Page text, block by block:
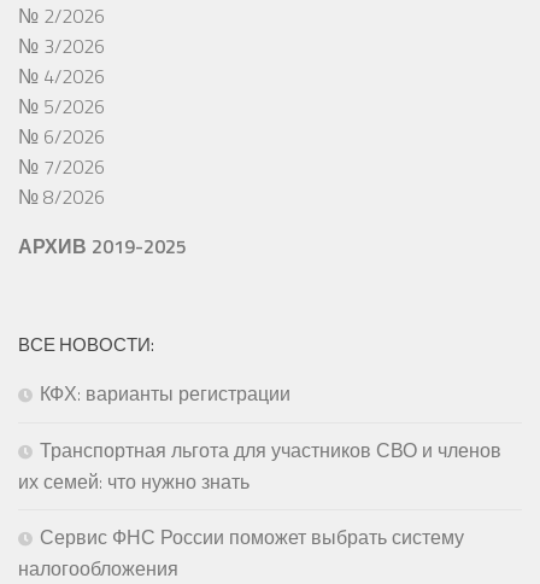
№ 2/2026
№ 3/2026
№ 4/2026
№ 5/2026
№ 6/2026
№ 7/2026
№ 8/2026
АРХИВ 2019-2025
ВСЕ НОВОСТИ:
КФХ: варианты регистрации
Транспортная льгота для участников СВО и членов
их семей: что нужно знать
Сервис ФНС России поможет выбрать систему
налогообложения